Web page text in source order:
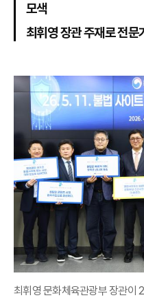
모색
최휘영 장관 주재로 전문
최휘영 문화체육관광부 장관이